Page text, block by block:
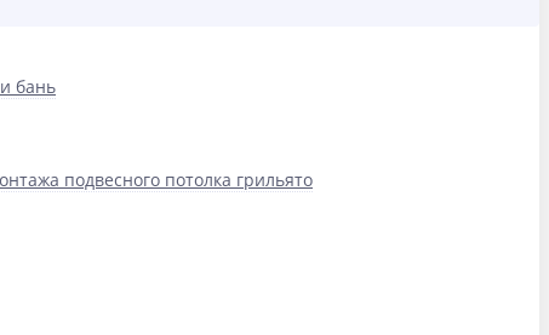
бань
подвесного потолка грильято